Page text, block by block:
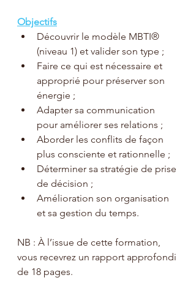
Objectifs
Découvrir le modèle MBTI®
(niveau 1) et valider son type ;
Faire ce qui est nécessaire et
approprié pour préserver son
énergie ;
Adapter sa communication
pour améliorer ses relations ;
Aborder les conflits de façon
plus consciente et rationnelle ;
Déterminer sa stratégie de prise
de décision ;
Amélioration son organisation
et sa gestion du temps.
NB : À l’issue de cette formation,
vous recevrez un rapport approfondi
de 18 pages.